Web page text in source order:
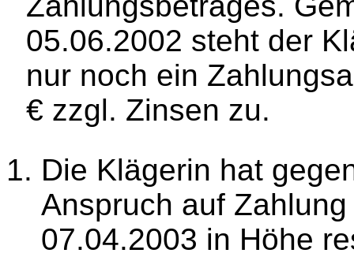
05.06.2002 steht der
nur noch ein
€ zzgl. Zinsen zu.
Die Klägerin hat
Anspruch auf
07.04.2003 in Höhe